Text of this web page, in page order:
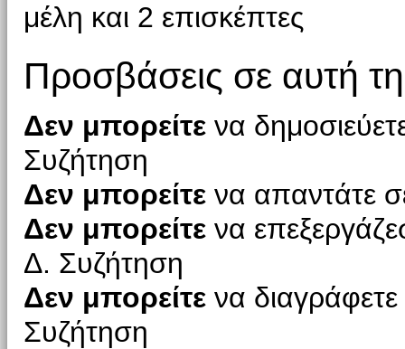
μέλη και 2 επισκέπτες
Προσβάσεις σε αυτή
Δεν μπορείτενα
Συζήτηση
Δεν μπορείτενα απαντάτε
Δεν μπορείτενα
Δ. Συζήτηση
Δεν μπορείτενα διαγράφετε
Συζήτηση